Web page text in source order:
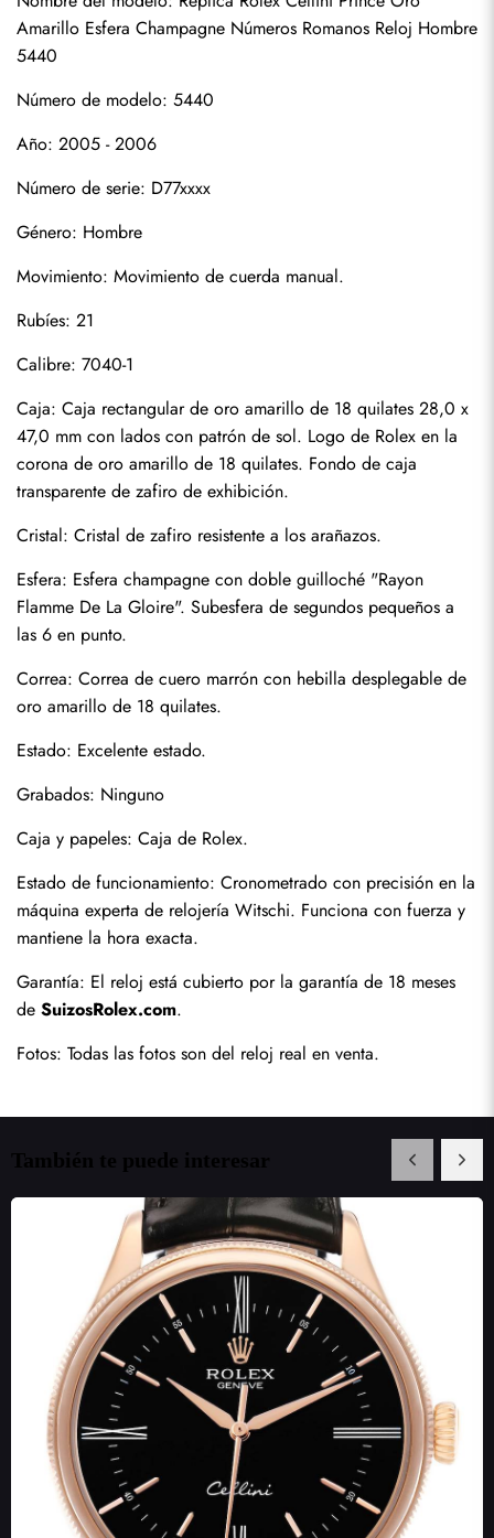
Amarillo Esfera Champagne Números Romanos Reloj Hombre
5440
Número de modelo: 5440
Año: 2005 - 2006
Número de serie: D77xxxx
Género: Hombre
Movimiento: Movimiento de cuerda manual.
Rubíes: 21
Calibre: 7040-1
Caja: Caja rectangular de oro amarillo de 18 quilates 28,0 x
47,0 mm con lados con patrón de sol. Logo de Rolex en la
corona de oro amarillo de 18 quilates. Fondo de caja
transparente de zafiro de exhibición.
Cristal: Cristal de zafiro resistente a los arañazos.
Esfera: Esfera champagne con doble guilloché "Rayon
Flamme De La Gloire". Subesfera de segundos pequeños a
las 6 en punto.
Correa: Correa de cuero marrón con hebilla desplegable de
oro amarillo de 18 quilates.
Estado: Excelente estado.
Grabados: Ninguno
Caja y papeles: Caja de Rolex.
Estado de funcionamiento: Cronometrado con precisión en la
máquina experta de relojería Witschi. Funciona con fuerza y
mantiene la hora exacta.
Garantía: El reloj está cubierto por la garantía de 18 meses
de SuizosRolex.com.
Fotos: Todas las fotos son del reloj real en venta.
También te puede interesar